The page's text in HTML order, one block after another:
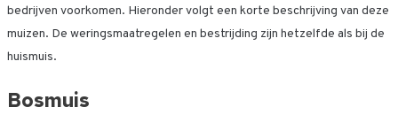
bedrijven voorkomen. Hieronder volgt een korte beschrijving van deze
muizen. De weringsmaatregelen en bestrijding zijn hetzelfde als bij de
huismuis.
Bosmuis